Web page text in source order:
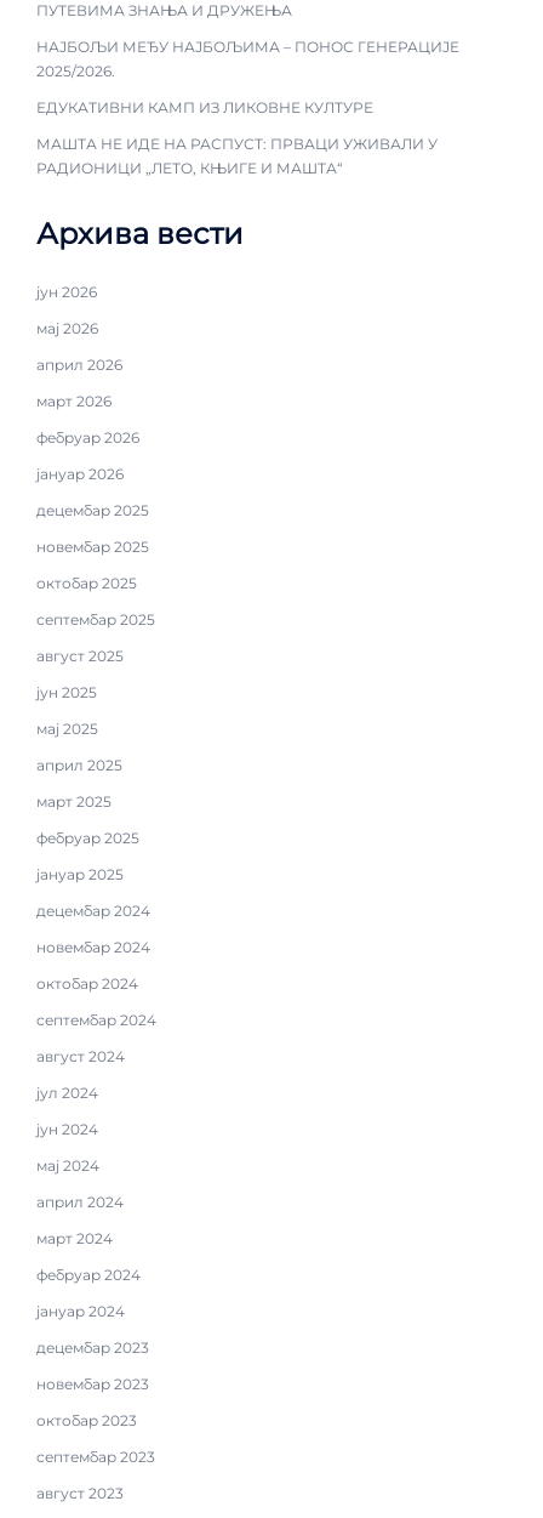
ПУТЕВИМА ЗНАЊА И ДРУЖЕЊА
НАЈБОЉИ МЕЂУ НАЈБОЉИМА – ПОНОС ГЕНЕРАЦИЈЕ
2025/2026.
ЕДУКАТИВНИ КАМП ИЗ ЛИКОВНЕ КУЛТУРЕ
МАШТА НЕ ИДЕ НА РАСПУСТ: ПРВАЦИ УЖИВАЛИ У
РАДИОНИЦИ „ЛЕТО, КЊИГЕ И МАШТА“
Архива вести
јун 2026
мај 2026
април 2026
март 2026
фебруар 2026
јануар 2026
децембар 2025
новембар 2025
октобар 2025
септембар 2025
август 2025
јун 2025
мај 2025
април 2025
март 2025
фебруар 2025
јануар 2025
децембар 2024
новембар 2024
октобар 2024
септембар 2024
август 2024
јул 2024
јун 2024
мај 2024
април 2024
март 2024
фебруар 2024
јануар 2024
децембар 2023
новембар 2023
октобар 2023
септембар 2023
август 2023